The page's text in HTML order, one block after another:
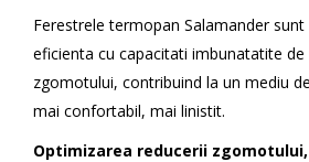
Ferestrele termopan Salamander
eficienta cu capacitati imbunatatite de
zgomotului, contribuind la un mediu
mai confortabil, mai linistit.
Optimizarea reducerii